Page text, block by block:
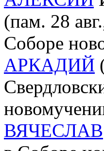
(пам. 28
Соборе
АРКАДИЙ
ВЯЧЕСЛАВ